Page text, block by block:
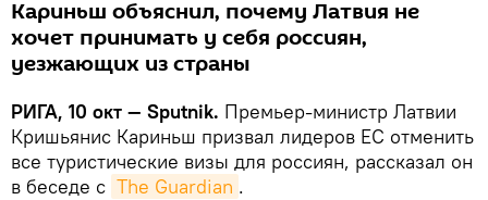
Кариньш объяснил, почему Латвия не
хочет принимать у себя россиян,
уезжающих из страны
РИГА, 10 окт — Sputnik. Премьер-министр Латвии
Кришьянис Кариньш призвал лидеров ЕС отменить
все туристические визы для россиян, рассказал он
в беседе с The Guardian .